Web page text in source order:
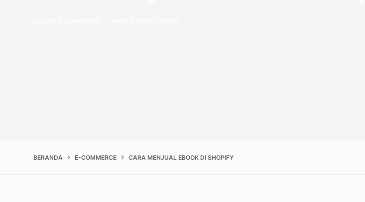
BERANDA E-COMMERCE CARA MENJUAL EBOOK DI SHOPIFY